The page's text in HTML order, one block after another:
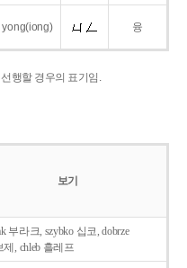
yong(iong) 융
행할 경우의 표기임.
보기
부라크, szybko 십코, dobrze
제, chleb 흘레프